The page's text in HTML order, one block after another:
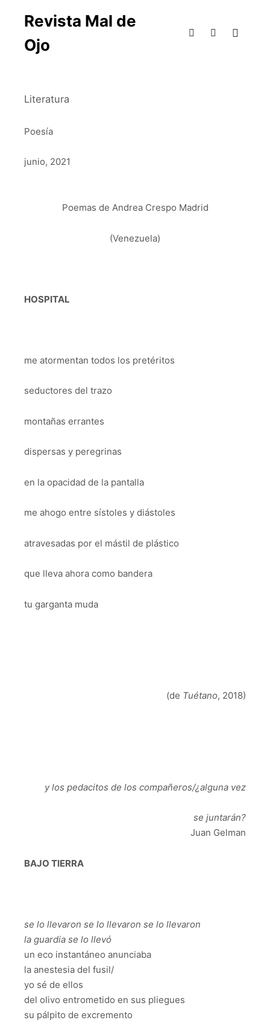
Revista Mal de
Ojo
Literatura
Poesía
junio, 2021
Poemas de Andrea Crespo Madrid
(Venezuela)
HOSPITAL
me atormentan todos los pretéritos
seductores del trazo
montañas errantes
dispersas y peregrinas
en la opacidad de la pantalla
me ahogo entre sístoles y diástoles
atravesadas por el mástil de plástico
que lleva ahora como bandera
tu garganta muda
(de Tuétano, 2018)
y los pedacitos de los compañeros/¿alguna vez
se juntarán?
Juan Gelman
BAJO TIERRA
se lo llevaron se lo llevaron se lo llevaron
la guardia se lo llevó
un eco instantáneo anunciaba
la anestesia del fusil/
yo sé de ellos
del olivo entrometido en sus pliegues
su pálpito de excremento